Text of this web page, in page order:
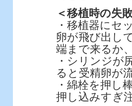
＜移植時の失
・移植器にセ
卵が飛び出し
端まで来るか
・シリンジが
ると受精卵が
・綿栓を押し
押し込みすぎ